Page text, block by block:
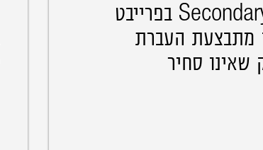
Secondary Market LP בפרייבט
מתבצעת העברת
סחיר